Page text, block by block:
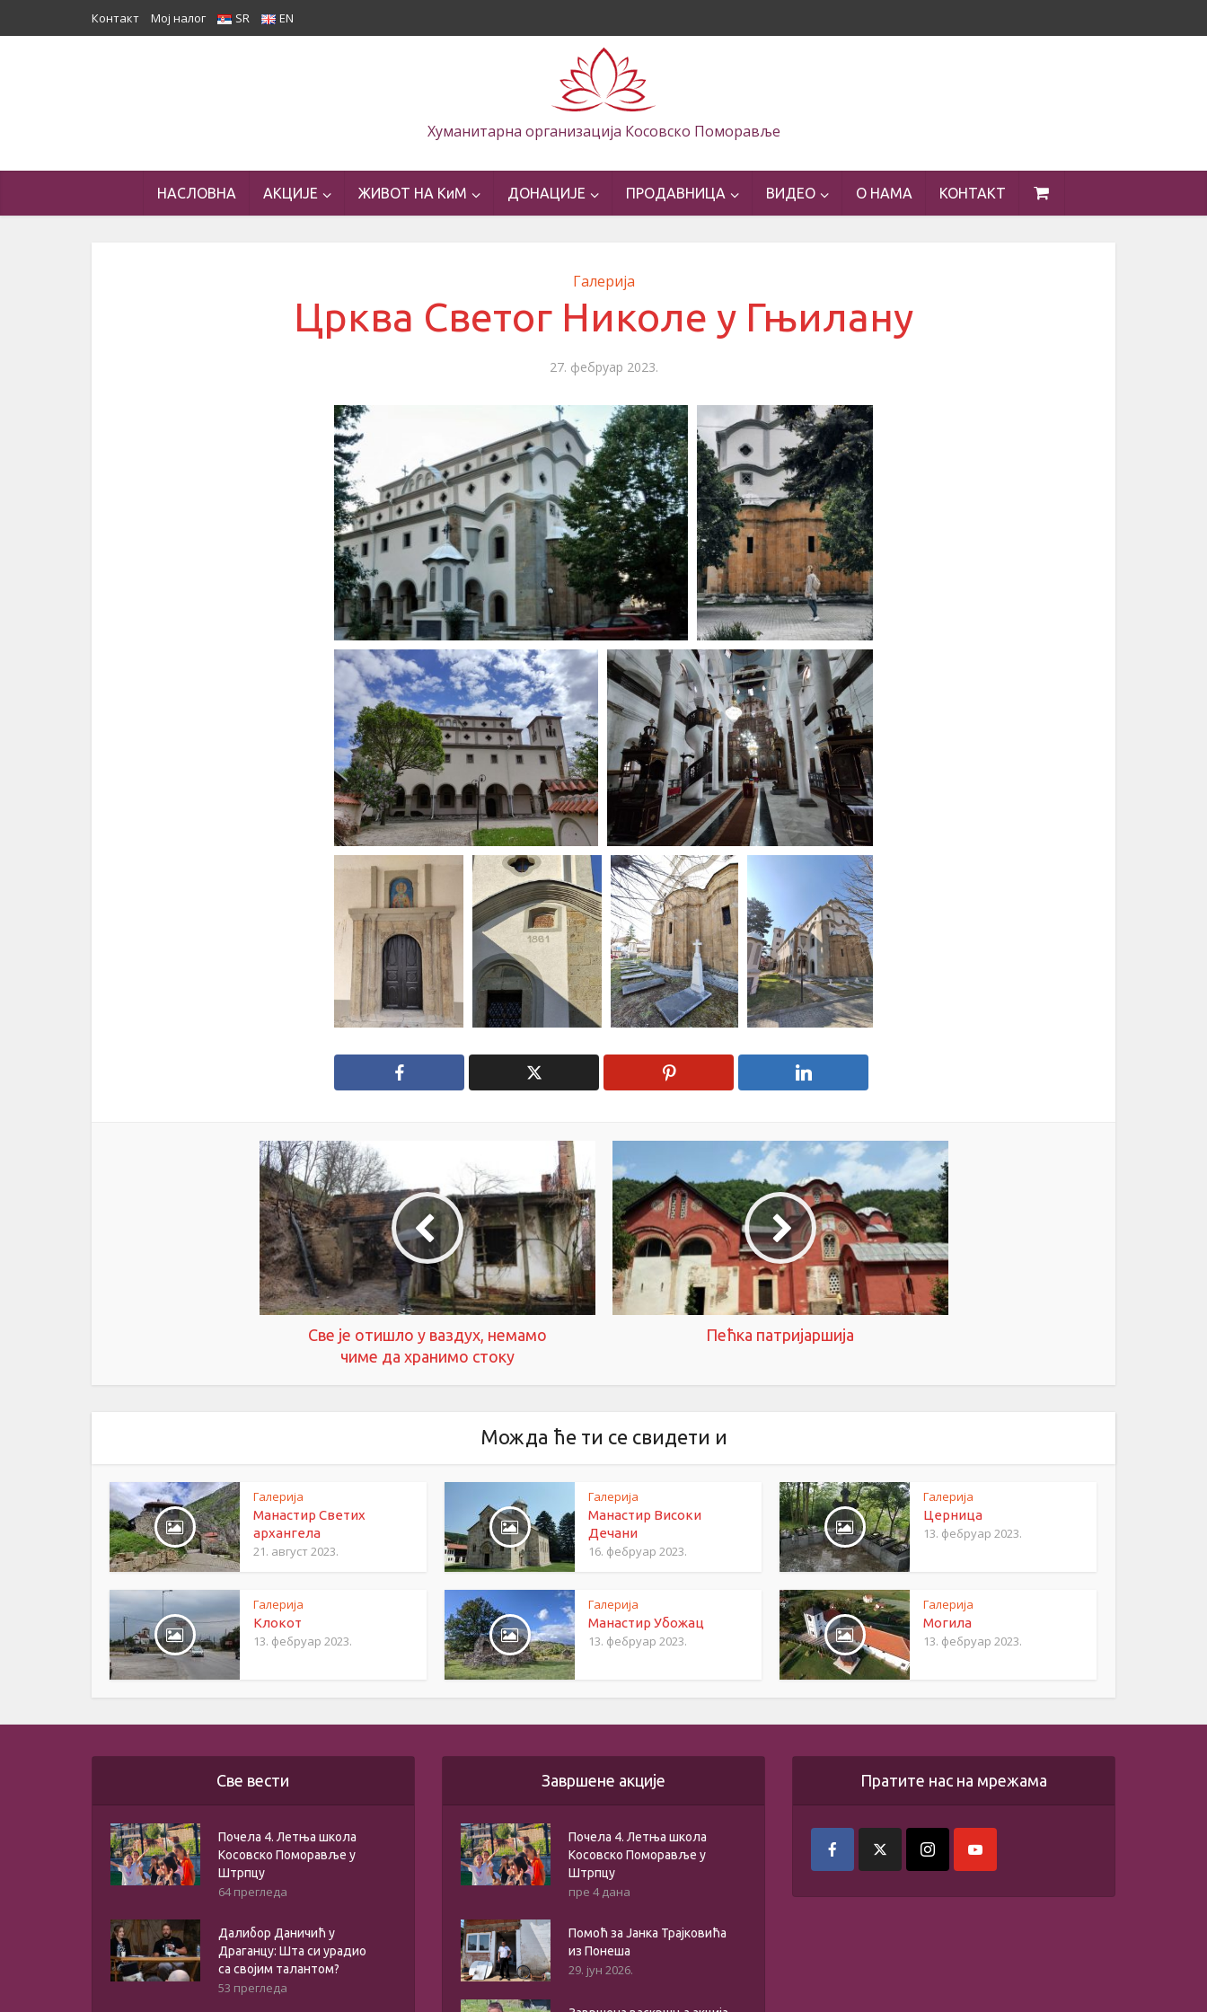
Контакт Мој налог SR EN
Хуманитарна организација Косовско Поморавље
НАСЛОВНА АКЦИЈЕ ЖИВОТ НА КиМ ДОНАЦИЈЕ ПРОДАВНИЦА ВИДЕО О НАМА КОНТАКТ
Галерија
Црква Светог Николе у Гњилану
27. фебруар 2023.
Све је отишло у ваздух, немамо
чиме да хранимо стоку
Пећка патријаршија
Можда ће ти се свидети и
Галерија
Манастир Светих
архангела
21. август 2023.
Галерија
Манастир Високи
Дечани
16. фебруар 2023.
Галерија
Церница
13. фебруар 2023.
Галерија
Клокот
13. фебруар 2023.
Галерија
Манастир Убожац
13. фебруар 2023.
Галерија
Могила
13. фебруар 2023.
Све вести
Почела 4. Летња школа
Косовско Поморавље у
Штрпцу
64 прегледа
Далибор Даничић у
Драганцу: Шта си урадио
са својим талантом?
53 прегледа
Завршене акције
Почела 4. Летња школа
Косовско Поморавље у
Штрпцу
пре 4 дана
Помоћ за Јанка Трајковића
из Понеша
29. јун 2026.
Пратите нас на мрежама